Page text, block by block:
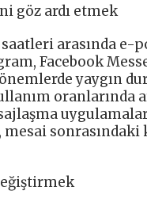
göz ardı etmek
saatleri arasında
Facebook
yaygın